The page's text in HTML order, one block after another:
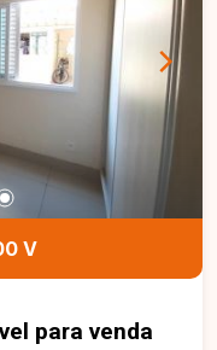
V
para venda